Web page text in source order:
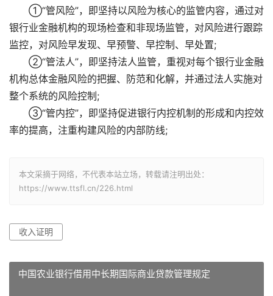
①“管风险”，即坚持以风险为核心的监管内容，通过对
银行业金融机构的现场检查和非现场监管，对风险进行跟踪
监控，对风险早发现、早预警、早控制、早处置;
②“管法人”，即坚持法人监管，重视对每个银行业金融
机构总体金融风险的把握、防范和化解，并通过法人实施对
整个系统的风险控制;
③“管内控”，即坚持促进银行内控机制的形成和内控效
率的提高，注重构建风险的内部防线;
本文采摘于网络，不代表本站立场，转载请注明出处：
https://www.ttsfl.cn/226.html
收入证明
中国农业银行借用中长期国际商业贷款管理规定